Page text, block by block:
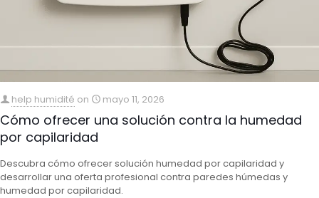
help humidité on mayo 11, 2026
Cómo ofrecer una solución contra la humedad
por capilaridad
Descubra cómo ofrecer solución humedad por capilaridad y
desarrollar una oferta profesional contra paredes húmedas y
humedad por capilaridad.